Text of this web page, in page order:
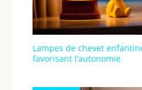
Lampes de chevet
favorisant l’autonomie